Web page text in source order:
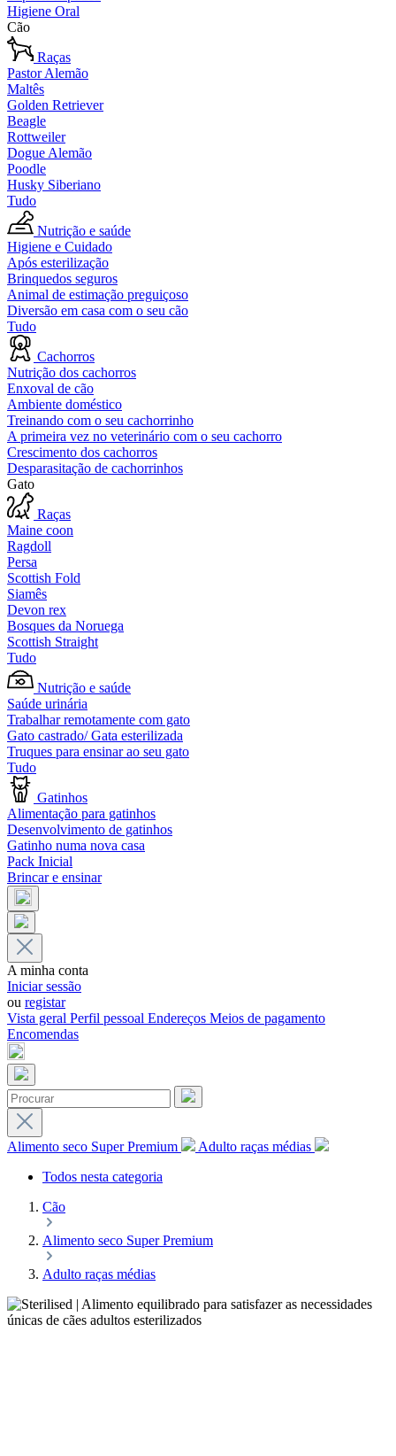
Higiene Oral
Cão
Raças
Pastor Alemão
Maltês
Golden Retriever
Beagle
Rottweiler
Dogue Alemão
Poodle
Husky Siberiano
Tudo
Nutrição e saúde
Higiene e Cuidado
Após esterilização
Brinquedos seguros
Animal de estimação preguiçoso
Diversão em casa com o seu cão
Tudo
Cachorros
Nutrição dos cachorros
Enxoval de cão
Ambiente doméstico
Treinando com o seu cachorrinho
A primeira vez no veterinário com o seu cachorro
Crescimento dos cachorros
Desparasitação de cachorrinhos
Gato
Raças
Maine coon
Ragdoll
Persa
Scottish Fold
Siamês
Devon rex
Bosques da Noruega
Scottish Straight
Tudo
Nutrição e saúde
Saúde urinária
Trabalhar remotamente com gato
Gato castrado/ Gata esterilizada
Truques para ensinar ao seu gato
Tudo
Gatinhos
Alimentação para gatinhos
Desenvolvimento de gatinhos
Gatinho numa nova casa
Pack Inicial
Brincar e ensinar
A minha conta
Iniciar sessão
ou registar
Vista geral Perfil pessoal Endereços Meios de pagamento
Encomendas
Alimento seco Super Premium
Adulto raças médias
Todos nesta categoria
Cão
Alimento seco Super Premium
Adulto raças médias